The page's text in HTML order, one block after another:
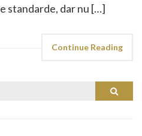
standarde, dar nu […]
Continue Reading
Search